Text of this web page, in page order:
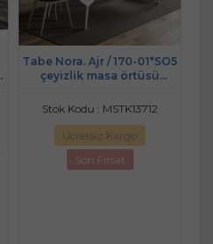
Tabe Nora. Ajr / 170-01*SO5
çeyizlik masa örtüsü
Stok Kodu : MSTK13712
Ücretsiz Kargo
Son Fırsat